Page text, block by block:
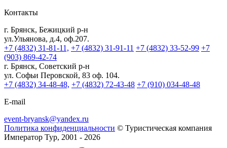
Контакты
г. Брянск, Бежицкий р-н
ул.Ульянова, д.4, оф.207.
+7 (4832) 31-81-11, +7 (4832) 31-91-11 +7 (4832) 33-52-99 +7
(903) 869-42-74
г. Брянск, Советский р-н
ул. Софьи Перовской, 83 оф. 104.
+7 (4832) 34-48-48, +7 (4832) 72-43-48 +7 (910) 034-48-48
E-mail
event-bryansk@yandex.ru
Политика конфиденциальности © Туристическая компания
Император Тур, 2001 - 2026